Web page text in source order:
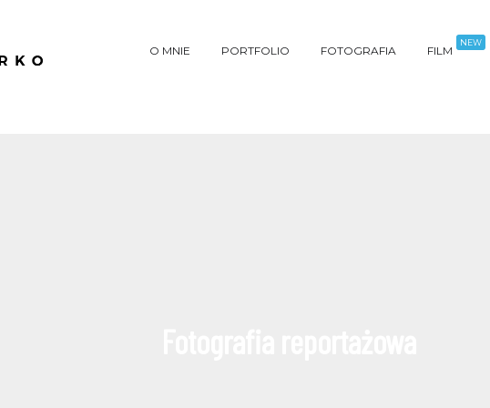
O MNIE PORTFOLIO FOTOGRAFIA FILM
NEW